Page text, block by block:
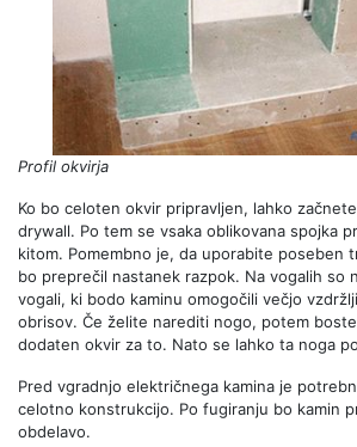
Profil okvirja
Ko bo celoten okvir pripravljen, lahko
drywall. Po tem se vsaka oblikovana spojka
kitom. Pomembno je, da uporabite poseben
bo preprečil nastanek razpok. Na vogalih so
vogali, ki bodo kaminu omogočili večjo
obrisov. Če želite narediti nogo, potem
dodaten okvir za to. Nato se lahko ta noga
Pred vgradnjo električnega kamina je
celotno konstrukcijo. Po fugiranju bo kamin
obdelavo.